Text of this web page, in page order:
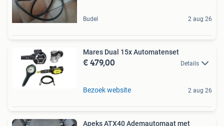
Budel 2 aug 26
Mares Dual 15x Automatenset
€ 479,00 Details
Bezoek website 2 aug 26
Apeks ATX40 Ademautomaat met